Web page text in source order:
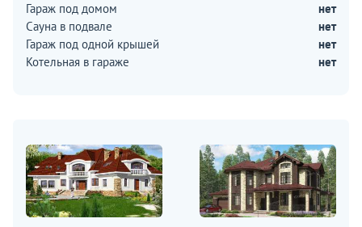
Гараж под домом
нет
Сауна в подвале
нет
Гараж под одной крышей
нет
Котельная в гараже
нет